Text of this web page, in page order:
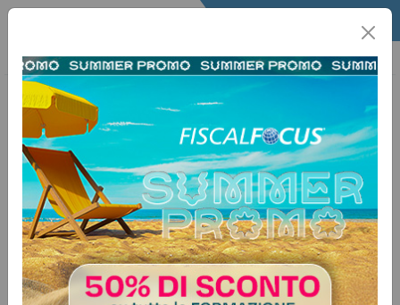
Home Quotidiano Il Quotidiano Articoli Lavoro
1 giugno 2026
Categorie: Previdenza e lavoro > Inail
Medici esposti a radiazioni
ionizzanti: dal 1° luglio 2026 nuova
rivalutazione delle prestazioni
INAIL